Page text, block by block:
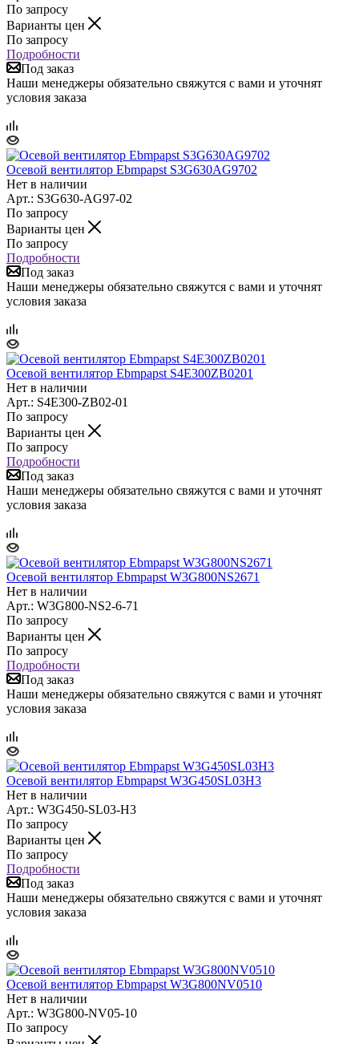
По запросу
Варианты цен
По запросу
Подробности
Под заказ
Наши менеджеры обязательно свяжутся с вами и уточнят
условия заказа
Осевой вентилятор Ebmpapst S3G630AG9702
Нет в наличии
Арт.: S3G630-AG97-02
По запросу
Варианты цен
По запросу
Подробности
Под заказ
Наши менеджеры обязательно свяжутся с вами и уточнят
условия заказа
Осевой вентилятор Ebmpapst S4E300ZB0201
Нет в наличии
Арт.: S4E300-ZB02-01
По запросу
Варианты цен
По запросу
Подробности
Под заказ
Наши менеджеры обязательно свяжутся с вами и уточнят
условия заказа
Осевой вентилятор Ebmpapst W3G800NS2671
Нет в наличии
Арт.: W3G800-NS2-6-71
По запросу
Варианты цен
По запросу
Подробности
Под заказ
Наши менеджеры обязательно свяжутся с вами и уточнят
условия заказа
Осевой вентилятор Ebmpapst W3G450SL03H3
Нет в наличии
Арт.: W3G450-SL03-H3
По запросу
Варианты цен
По запросу
Подробности
Под заказ
Наши менеджеры обязательно свяжутся с вами и уточнят
условия заказа
Осевой вентилятор Ebmpapst W3G800NV0510
Нет в наличии
Арт.: W3G800-NV05-10
По запросу